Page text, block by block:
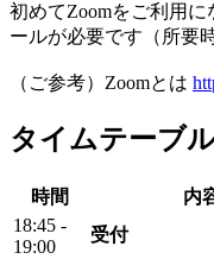
初めてZoomをご利用
ールが必要です（所要
（ご参考）Zoomとは
タイムテーブ
時間 内
18:45 -
19:00
受付